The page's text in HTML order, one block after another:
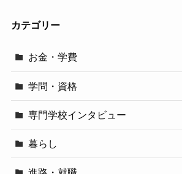
カテゴリー
お金・学費
学問・資格
専門学校インタビュー
暮らし